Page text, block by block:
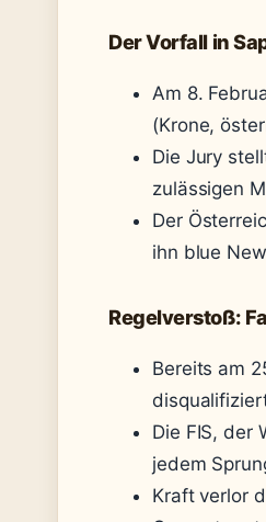
Der Vorfall in
Am 8.
(Krone,
Die Jury
zulässigen
Der
ihn blue
Regelverstoß:
Bereits am
Die FIS, der
jedem
Kraft verlor